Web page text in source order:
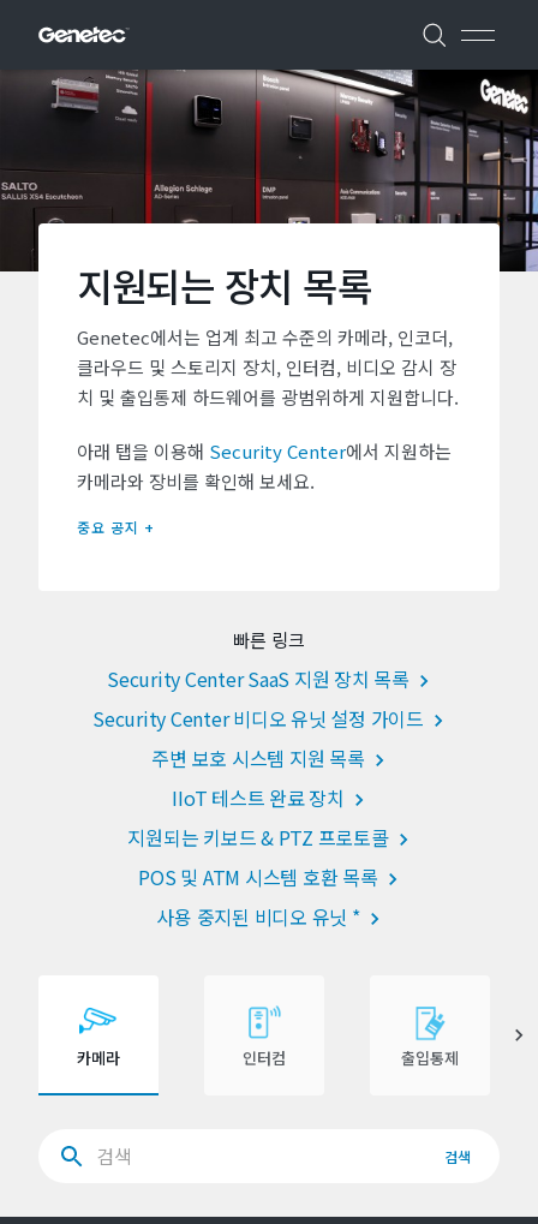
지원되는 장치 목록
Genetec에서는 업계 최고 수준의 카메라, 인코더,
클라우드 및 스토리지 장치, 인터컴, 비디오 감시 장
치 및 출입통제 하드웨어를 광범위하게 지원합니다.
아래 탭을 이용해 Security Center에서 지원하는
카메라와 장비를 확인해 보세요.
중요 공지 +
빠른 링크
Security Center SaaS 지원 장치 목록
Security Center 비디오 유닛 설정 가이드
주변 보호 시스템 지원 목록
IIoT 테스트 완료 장치
지원되는 키보드 & PTZ 프로토콜
POS 및 ATM 시스템 호환 목록
사용 중지된 비디오 유닛 *
카메라 인터컴 출입통제
검색